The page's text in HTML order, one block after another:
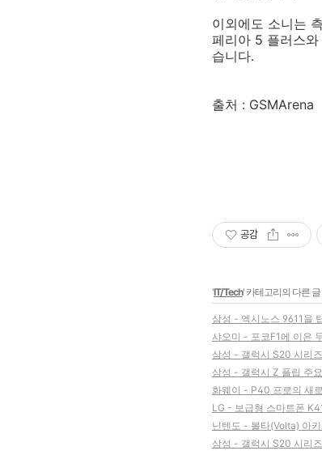
이외에도 소니는
페리아 5 플러스
습니다.
출처 : GSMArena
공감
'IT/Tech' 카테고리의 다른 글
삼성 - 엑시노스 9611을
샤오미 - 포코F1에 이은
삼성 - 갤럭시 S20 시리
삼성 - 갤럭시 Z 플립 주
화웨이 - P40 프로의 새
LG - 보급형 스마트폰
닌텐도 - 볼타(Volta) 아
삼성 - 갤럭시 S20 시리